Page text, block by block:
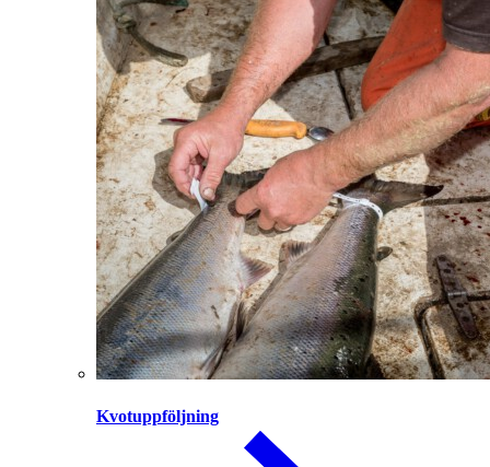
Kvotuppföljning